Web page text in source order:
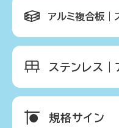
アルミ複合板｜
ステンレス｜
規格サイン